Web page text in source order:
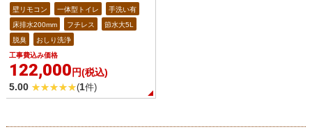
壁リモコン 一体型トイレ
手洗い有
床排水200mm
フチレス
節水大5L
脱臭
おしり洗浄
工事費込み価格
122,000 円(税込)
5.00
(1件)